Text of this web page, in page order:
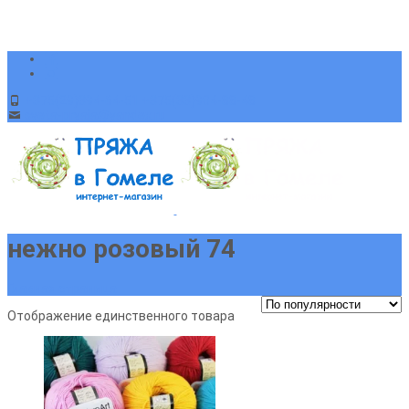
нежно розовый 74
Отображение единственного товара